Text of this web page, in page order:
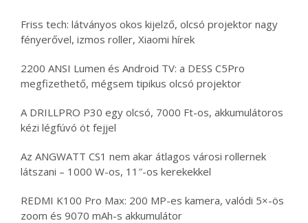
Friss tech: látványos okos kijelző, olcsó projektor nagy
fényerővel, izmos roller, Xiaomi hírek
2200 ANSI Lumen és Android TV: a DESS C5Pro
megfizethető, mégsem tipikus olcsó projektor
A DRILLPRO P30 egy olcsó, 7000 Ft-os, akkumulátoros
kézi légfúvó öt fejjel
Az ANGWATT CS1 nem akar átlagos városi rollernek
látszani – 1000 W-os, 11″-os kerekekkel
REDMI K100 Pro Max: 200 MP-es kamera, valódi 5×-ös
zoom és 9070 mAh-s akkumulátor